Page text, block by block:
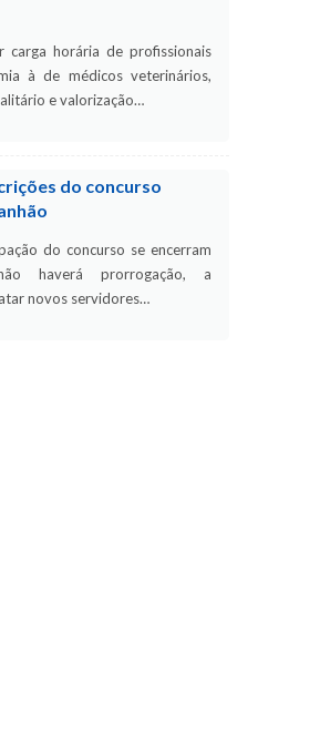
carga horária de profissionais
à de médicos veterinários,
e valorização…
do concurso
do concurso se encerram
haverá prorrogação, a
novos servidores…